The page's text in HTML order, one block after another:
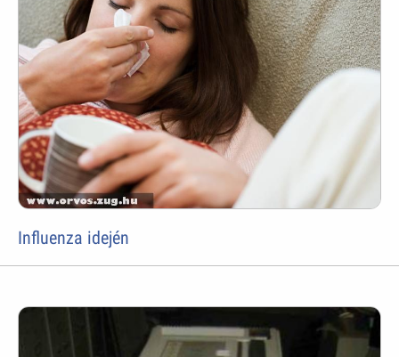
Influenza idején